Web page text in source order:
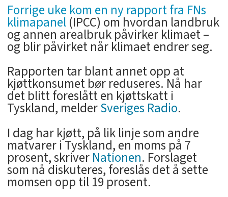
Forrige uke kom en ny rapport fra FNs
klimapanel(IPCC) om hvordan landbruk
og annen arealbruk påvirker klimaet –
og blir påvirket når klimaet endrer seg.
Rapporten tar blant annet opp at
kjøttkonsumet bør reduseres. Nå har
det blitt foreslått en kjøttskatt i
Tyskland, melderSveriges Radio.
I dag har kjøtt, på lik linje som andre
matvarer i Tyskland, en moms på 7
prosent, skriverNationen. Forslaget
som nå diskuteres, foreslås det å sette
momsen opp til 19 prosent.